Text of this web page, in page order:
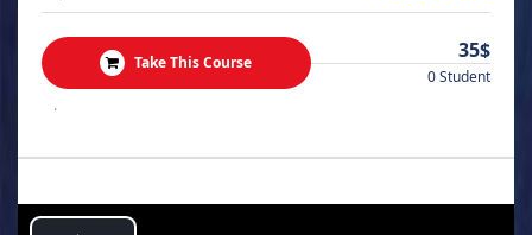
Take This Course 35$
0 Student
.